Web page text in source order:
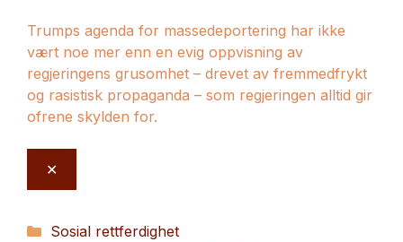
Trumps agenda for massedeportering har ikke
vært noe mer enn en evig oppvisning av
regjeringens grusomhet – drevet av fremmedfrykt
og rasistisk propaganda – som regjeringen alltid gir
ofrene skylden for.
✕
Kategorier
Sosial rettferdighet